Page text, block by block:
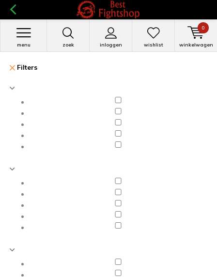
zoek inloggen
menu wishlist winkelwagen
0
Filters